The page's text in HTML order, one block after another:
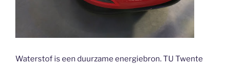
Waterstof is een duurzame energiebron. TU Twente